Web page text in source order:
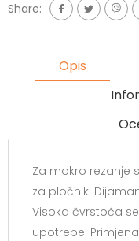
Share:
Opis
Za mokro rezanje
za pločnik.
Visoka čvrstoća
upotrebe.